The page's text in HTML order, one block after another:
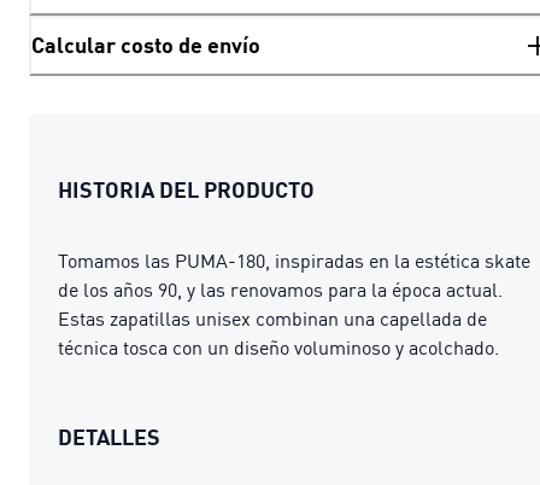
Calcular costo de envío
HISTORIA DEL PRODUCTO
Tomamos las PUMA-180, inspiradas en la estética skate
de los años 90, y las renovamos para la época actual.
Estas zapatillas unisex combinan una capellada de
técnica tosca con un diseño voluminoso y acolchado.
DETALLES